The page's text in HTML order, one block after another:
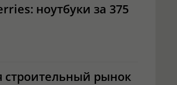
ноутбуки за 375
строительный рынок